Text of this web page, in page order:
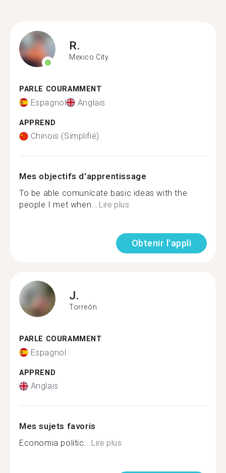
R.
Mexico City
PARLE COURAMMENT
Espagnol Anglais
APPREND
Chinois (Simplifié)
Mes objectifs d'apprentissage
To be able comunícate basic ideas with the
people I met when...Lire plus
Obtenir l'appli
J.
Torreón
PARLE COURAMMENT
Espagnol
APPREND
Anglais
Mes sujets favoris
Economia politic...Lire plus